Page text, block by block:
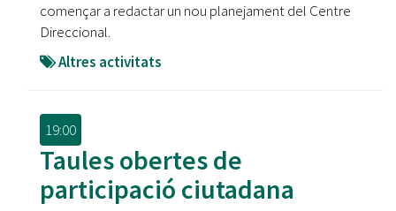
començar a redactar un nou planejament del Centre
Direccional.
Altres activitats
19:00
Taules obertes de
participació ciutadana